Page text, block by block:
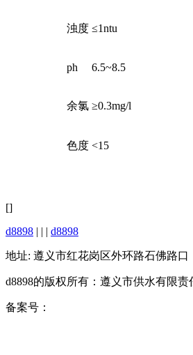
浊度 ≤1ntu
ph 6.5~8.5
余氯 ≥0.3mg/l
色度 <15
[]
d8898 | | | d8898
地址: 遵义市红花岗区外环路石佛路口
d8898的版权所有：遵义市供水有限责
备案号：